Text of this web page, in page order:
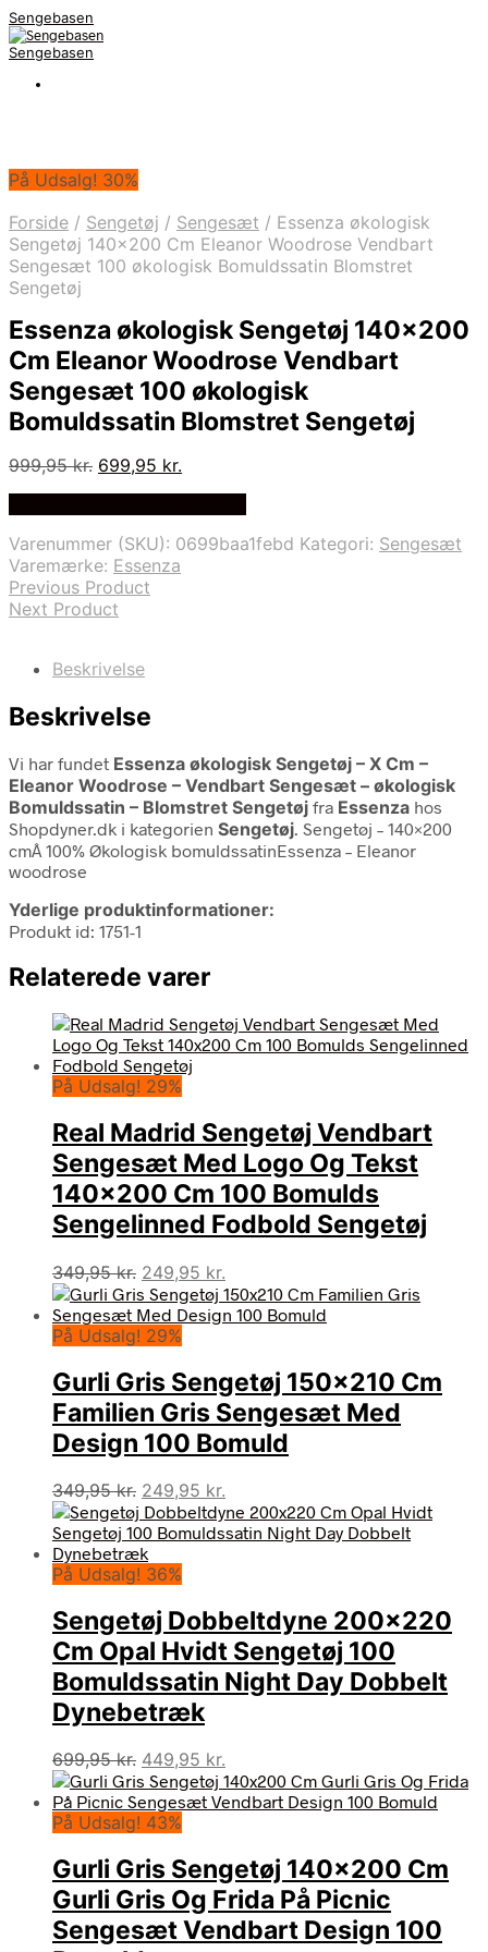
Sengebasen
Sengebasen
På Udsalg! 30%
Forside / Sengetøj / Sengesæt / Essenza økologisk
Sengetøj 140×200 Cm Eleanor Woodrose Vendbart
Sengesæt 100 økologisk Bomuldssatin Blomstret
Sengetøj
Essenza økologisk Sengetøj 140×200
Cm Eleanor Woodrose Vendbart
Sengesæt 100 økologisk
Bomuldssatin Blomstret Sengetøj
999,95kr. Den
999,95 kr..
699,95 kr.
699,95 kr..
Varenummer (SKU): 0699baa1febd Kategori: Sengesæt
Varemærke: Essenza
Previous Product
Next Product
Beskrivelse
Beskrivelse
Vi har fundet Essenza økologisk Sengetøj – X Cm –
Eleanor Woodrose – Vendbart Sengesæt – økologisk
Bomuldssatin – Blomstret Sengetøj fra Essenza hos
Shopdyner.dk i kategorien Sengetøj. Sengetøj – 140×200
cmÂ 100% Økologisk bomuldssatinEssenza – Eleanor
woodrose
Yderlige produktinformationer:
Produkt id: 1751-1
Relaterede varer
På Udsalg! 29%
Real Madrid Sengetøj Vendbart
Sengesæt Med Logo Og Tekst
140×200 Cm 100 Bomulds
Sengelinned Fodbold Sengetøj
349,95kr. Den
oprindelige
pris
var:
249,95 kr.
aktuelle
pris
På Udsalg! 29%
Gurli Gris Sengetøj 150×210 Cm
Familien Gris Sengesæt Med
Design 100 Bomuld
349,95kr. Den
oprindelige
pris
var:
349,95 kr..
249,95 kr.
aktuelle
pris
På Udsalg! 36%
Sengetøj Dobbeltdyne 200×220
Cm Opal Hvidt Sengetøj 100
Bomuldssatin Night Day Dobbelt
Dynebetræk
699,95kr. Den
oprindelige
pris
var:
449,95 kr.
aktuelle
pris
På Udsalg! 43%
Gurli Gris Sengetøj 140×200 Cm
Gurli Gris Og Frida På Picnic
Sengesæt Vendbart Design 100